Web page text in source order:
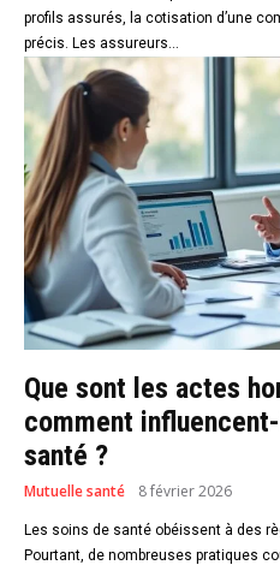
profils assurés, la cotisation d’une
précis. Les assureurs...
Que sont les actes
comment
santé ?
Mutuelle santé 8 février 2026
Les soins de santé obéissent à des
Pourtant, de nombreuses pratiques